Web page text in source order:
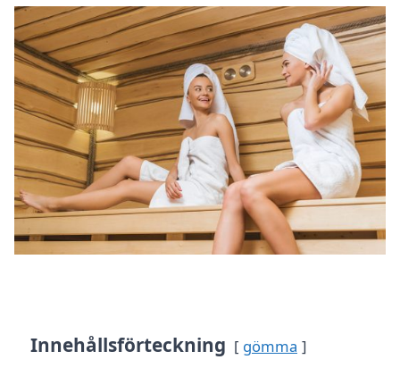
Innehållsförteckning gömma